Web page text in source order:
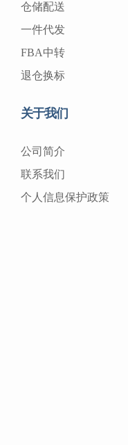
仓储配送
一件代发
FBA中转
退仓换标
关于我们
公司简介
联系我们
个人信息保护政策